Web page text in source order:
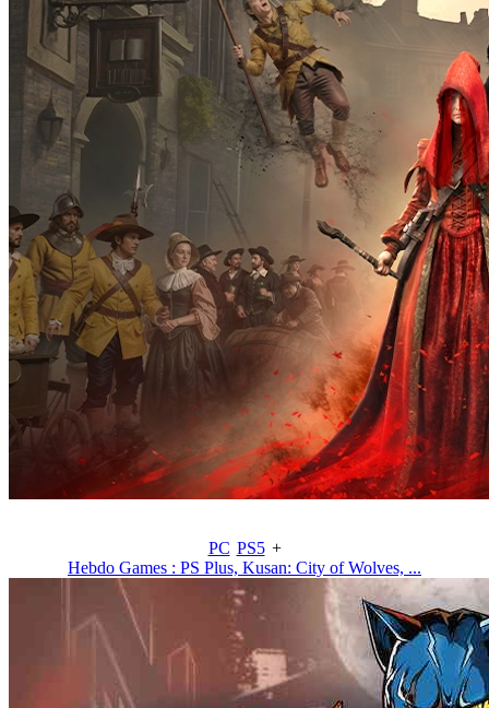
PC PS5 +
Hebdo Games : PS Plus, Kusan: City of Wolves, ...